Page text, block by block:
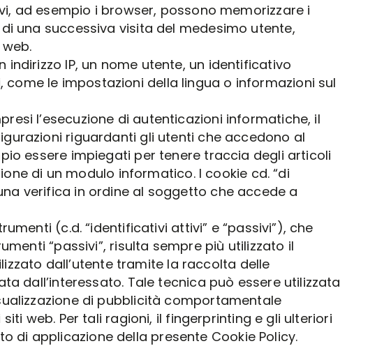
ad esempio i browser, possono memorizzare i
una successiva visita del medesimo utente,
IP, un nome utente, un identificativo
le impostazioni della lingua o informazioni sul
l’esecuzione di autenticazioni informatiche, il
riguardanti gli utenti che accedono al
essere impiegati per tenere traccia degli articoli
di un modulo informatico. I cookie cd. “di
verifica in ordine al soggetto che accede a
(c.d. “identificativi attivi” e “passivi”), che
“passivi”, risulta sempre più utilizzato il
dall’utente tramite la raccolta delle
dall’interessato. Tale tecnica può essere utilizzata
di pubblicità comportamentale
web. Per tali ragioni, il fingerprinting e gli ulteriori
di applicazione della presente Cookie Policy.